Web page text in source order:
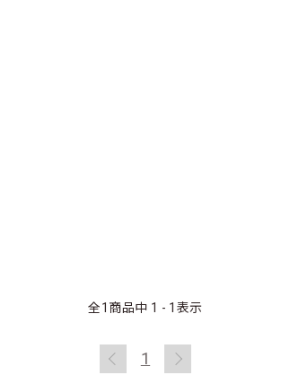
全1 商品中 1 - 1 表示
1